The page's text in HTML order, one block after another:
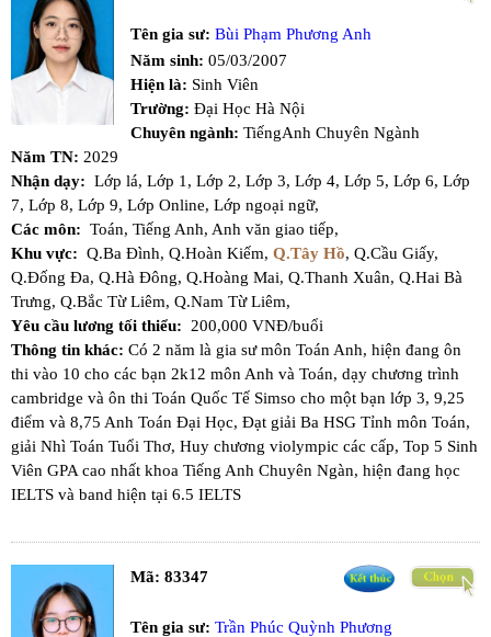
Tên gia sư: Bùi Phạm Phương Anh
Năm sinh: 05/03/2007
Hiện là: Sinh Viên
Trường: Đại Học Hà Nội
Chuyên ngành: TiếngAnh Chuyên Ngành
Năm TN: 2029
Nhận dạy: Lớp lá, Lớp 1, Lớp 2, Lớp 3, Lớp 4, Lớp 5, Lớp 6, Lớp
7, Lớp 8, Lớp 9, Lớp Online, Lớp ngoại ngữ,
Các môn: Toán, Tiếng Anh, Anh văn giao tiếp,
Khu vực: Q.Ba Đình, Q.Hoàn Kiếm, Q.Tây Hồ, Q.Cầu Giấy,
Q.Đống Đa, Q.Hà Đông, Q.Hoàng Mai, Q.Thanh Xuân, Q.Hai Bà
Trưng, Q.Bắc Từ Liêm, Q.Nam Từ Liêm,
Yêu cầu lương tối thiểu:
200,000 VNĐ/buổi
Thông tin khác: Có 2 năm là gia sư môn Toán Anh, hiện đang ôn
thi vào 10 cho các bạn 2k12 môn Anh và Toán, dạy chương trình
cambridge và ôn thi Toán Quốc Tế Simso cho một bạn lớp 3, 9,25
điểm và 8,75 Anh Toán Đại Học, Đạt giải Ba HSG Tỉnh môn Toán,
giải Nhì Toán Tuổi Thơ, Huy chương violympic các cấp, Top 5 Sinh
Viên GPA cao nhất khoa Tiếng Anh Chuyên Ngàn, hiện đang học
IELTS và band hiện tại 6.5 IELTS
Mã: 83347
Tên gia sư: Trần Phúc Quỳnh Phương